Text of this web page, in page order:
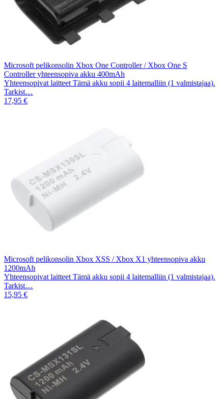
Microsoft pelikonsolin Xbox One Controller / Xbox One S
Controller yhteensopiva akku 400mAh
Yhteensopivat laitteet Tämä akku sopii 4 laitemalliin (1 valmistajaa).
Tarkist…
17,95 €
Microsoft pelikonsolin Xbox XSS / Xbox X1 yhteensopiva akku
1200mAh
Yhteensopivat laitteet Tämä akku sopii 4 laitemalliin (1 valmistajaa).
Tarkist…
15,95 €